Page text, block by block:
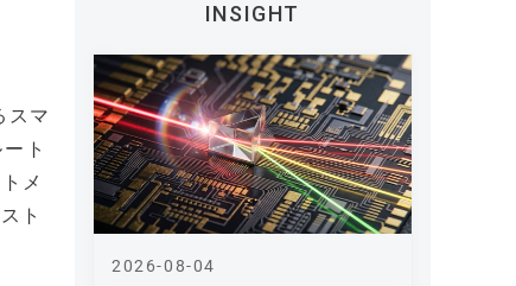
スマ
ト
メ
ト
INSIGHT
2026-08-04